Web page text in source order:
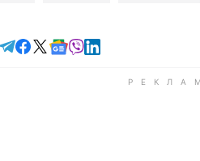
Читайте в Telegram
Читайте в Facebook
Читайте в X
Читайте в Google
Читайте в Viber
Читайте в